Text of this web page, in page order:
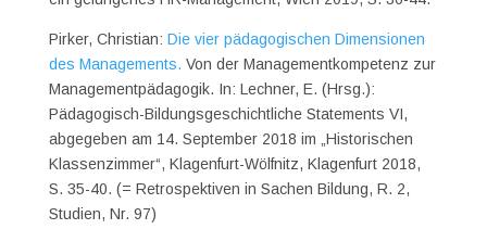
Pirker, Christian: Die vier pädagogischen Dimensionen
des Managements. Von der Managementkompetenz zur
Managementpädagogik. In: Lechner, E. (Hrsg.):
Pädagogisch-Bildungsgeschichtliche Statements VI,
abgegeben am 14. September 2018 im „Historischen
Klassenzimmer“, Klagenfurt-Wölfnitz, Klagenfurt 2018,
S. 35-40. (= Retrospektiven in Sachen Bildung, R. 2,
Studien, Nr. 97)